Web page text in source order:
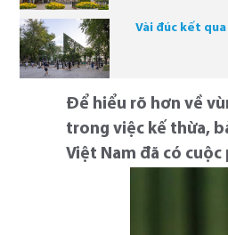
Vài đúc kết
Để hiểu rõ hơn về
trong việc kế thừa,
Việt Nam đã có cuộc